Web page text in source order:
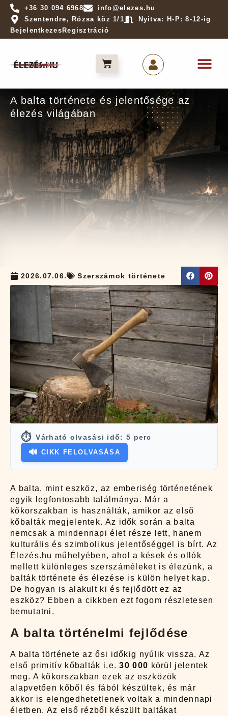
+36 30 094 6968
info@elezes.hu
Szentendre, Rózsa köz 1/1
Nyitva: H-P: 8-12-ig
Bejelentkezes Regisztráció
A balta története és jelentősége az
élezés világában
2026.07.06. Szerszámok története
⏱️ Várható olvasási idő: 5 perc
🔊 CIKK FELOLVASÁSA
A balta, mint eszköz, az emberiség történetének
egyik legfontosabb találmánya. Már a
kőkorszakban is használták, amikor az első
kőbalták megjelentek. Az idők során a balta
nemcsak a mindennapi élet része lett, hanem
kulturális és szimbolikus jelentőséggel is bírt. Az
Élezés.hu műhelyében, ahol a kések és ollók
mellett különleges szerszáméleket is élezünk, a
balták története és élezése is külön helyet kap.
De hogyan is alakult ki és fejlődött ez az
eszköz? Ebben a cikkben ezt fogom részletesen
bemutatni.
A balta történelmi fejlődése
A balta története az ősi időkig nyúlik vissza. Az
első primitív kőbalták i.e.30 000 körül jelentek
meg. A kőkorszakban ezek az eszközök
alapvetően kőből és fából készültek, és már
akkor is elengedhetetlenek voltak a mindennapi
életben. Az első rézből készült baltákat